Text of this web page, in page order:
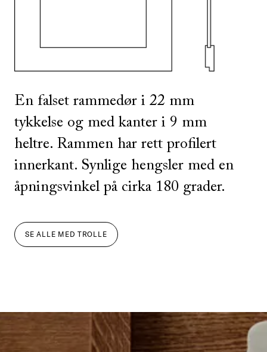
En falset rammedør i 22 mm
tykkelse og med kanter i 9 mm
heltre. Rammen har rett profilert
innerkant. Synlige hengsler med en
åpningsvinkel på cirka 180 grader.
SE ALLE MED TROLLE